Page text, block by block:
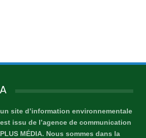
site d’information environnementale
issu de l’agence de communication
MÉDIA. Nous sommes dans la